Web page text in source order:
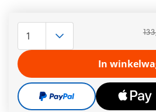
Leveringstermijn op dit
Gratis verzending vanaf €40
133,97 € -15%
incl. btwplus verzendkosten
In